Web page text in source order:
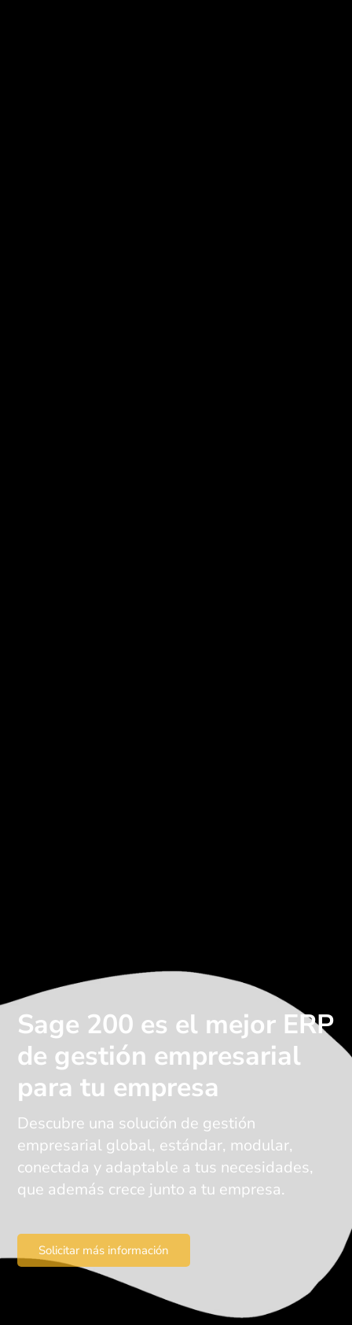
Sage 200 es el mejor ERP
de gestión empresarial
para tu empresa
Descubre una solución de gestión
empresarial global, estándar, modular,
conectada y adaptable a tus necesidades,
que además crece junto a tu empresa.
Solicitar más información